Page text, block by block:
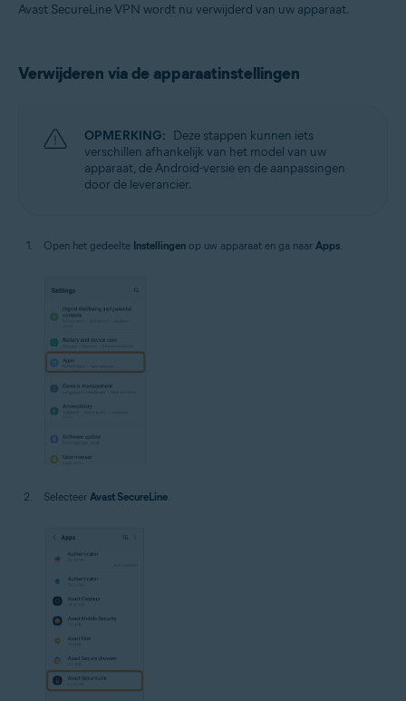
Avast SecureLine VPN wordt nu verwijderd van uw apparaat.
Verwijderen via de apparaatinstellingen
OPMERKING: Deze stappen kunnen iets
verschillen afhankelijk van het model van uw
apparaat, de Android-versie en de aanpassingen
door de leverancier.
Open het gedeelte Instellingen op uw apparaat en ga naar Apps
Selecteer Avast SecureLine.